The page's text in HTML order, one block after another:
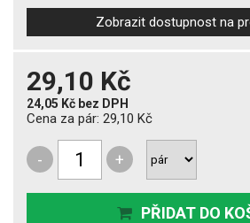
Zobrazit dostupnost na
29,10 Kč
24,05 Kč bez DPH
Cena za pár: 29,10 Kč
- +
PŘIDAT DO